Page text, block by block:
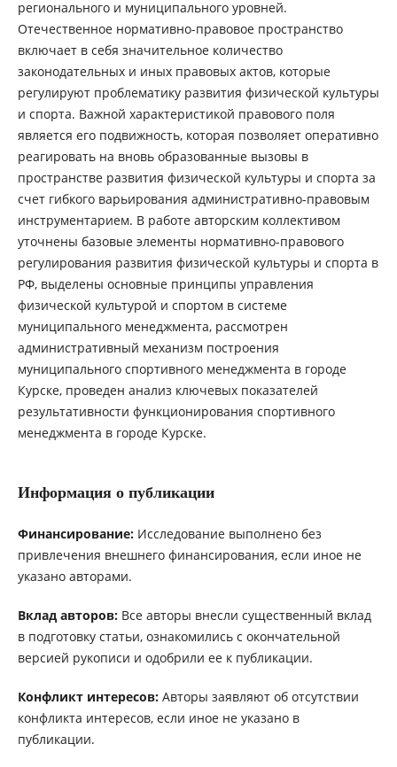
регионального и муниципального уровней.
Отечественное нормативно-правовое пространство
включает в себя значительное количество
законодательных и иных правовых актов, которые
регулируют проблематику развития физической культуры
и спорта. Важной характеристикой правового поля
является его подвижность, которая позволяет оперативно
реагировать на вновь образованные вызовы в
пространстве развития физической культуры и спорта за
счет гибкого варьирования административно-правовым
инструментарием. В работе авторским коллективом
уточнены базовые элементы нормативно-правового
регулирования развития физической культуры и спорта в
РФ, выделены основные принципы управления
физической культурой и спортом в системе
муниципального менеджмента, рассмотрен
административный механизм построения
муниципального спортивного менеджмента в городе
Курске, проведен анализ ключевых показателей
результативности функционирования спортивного
менеджмента в городе Курске.
Информация о публикации
Финансирование:Исследование выполнено без
привлечения внешнего финансирования, если иное не
указано авторами.
Вклад авторов:Все авторы внесли существенный вклад
в подготовку статьи, ознакомились с окончательной
версией рукописи и одобрили ее к публикации.
Конфликт интересов:Авторы заявляют об отсутствии
конфликта интересов, если иное не указано в
публикации.